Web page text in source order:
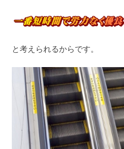
と考えられるからです。